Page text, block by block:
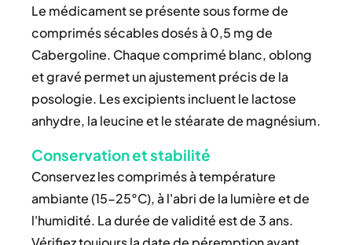
Le médicament se présente sous forme de
comprimés sécables dosés à 0,5 mg de
Cabergoline. Chaque comprimé blanc, oblong
et gravé permet un ajustement précis de la
posologie. Les excipients incluent le lactose
anhydre, la leucine et le stéarate de magnésium.
Conservation et stabilité
Conservez les comprimés à température
ambiante (15-25°C), à l'abri de la lumière et de
l'humidité. La durée de validité est de 3 ans.